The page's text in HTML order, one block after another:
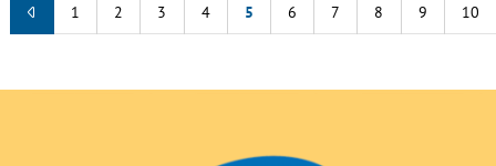
1 2 3 4 5 6 7 8 9 10